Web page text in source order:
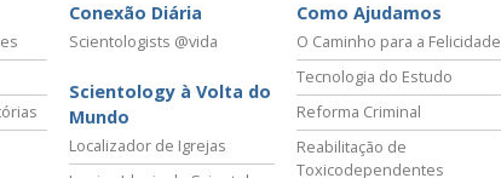
Conexão Diária
Scientologists @vida
Scientology à Volta do
Mundo
Localizador de Igrejas
Como Ajudamos
O Caminho para a Felicidade
Tecnologia do Estudo
Reforma Criminal
Reabilitação de
Toxicodependentes